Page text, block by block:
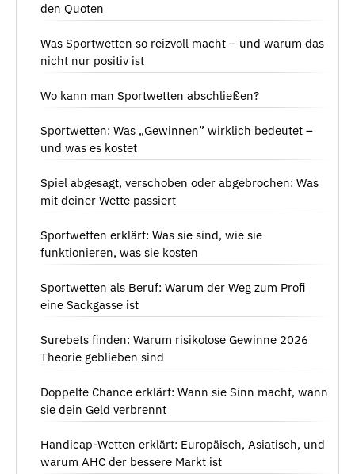
den Quoten
Was Sportwetten so reizvoll macht – und warum das
nicht nur positiv ist
Wo kann man Sportwetten abschließen?
Sportwetten: Was „Gewinnen” wirklich bedeutet –
und was es kostet
Spiel abgesagt, verschoben oder abgebrochen: Was
mit deiner Wette passiert
Sportwetten erklärt: Was sie sind, wie sie
funktionieren, was sie kosten
Sportwetten als Beruf: Warum der Weg zum Profi
eine Sackgasse ist
Surebets finden: Warum risikolose Gewinne 2026
Theorie geblieben sind
Doppelte Chance erklärt: Wann sie Sinn macht, wann
sie dein Geld verbrennt
Handicap-Wetten erklärt: Europäisch, Asiatisch, und
warum AHC der bessere Markt ist